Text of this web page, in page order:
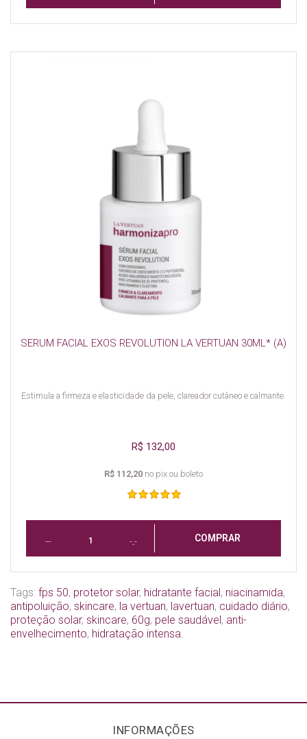
SERUM FACIAL EXOS REVOLUTION LA VERTUAN 30ML* (A)
Estimula a firmeza e elasticidade da pele, clareador cutâneo e calmante.
R$ 132,00
R$ 112,20 no pix ou boleto
COMPRAR
Tags: fps 50, protetor solar, hidratante facial , niacinamida,
antipoluição, skincare, la vertuan, lavertuan, cuidado diário,
proteção solar, skincare, 60g, pele saudável , anti-
envelhecimento, hidratação intensa.
INFORMAÇÕES